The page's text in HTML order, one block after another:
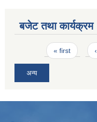
बजेट तथा कार्यक्रम
Pages« first
अन्य